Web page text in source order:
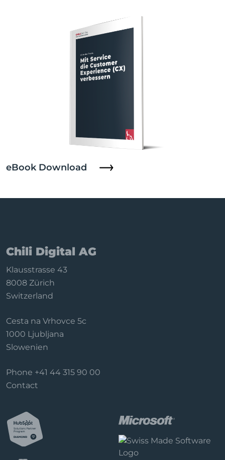
eBook Download
Chili Digital AG
Klausstrasse 43
8008 Zürich
Switzerland
Cesta na Vrhovce 5c
1000 Ljubljana
Slowenien
Phone +41 44 315 90 00
Contact